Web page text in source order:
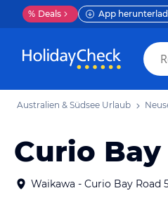
% Deals App
Australien & Südsee Urlaub
Curio
Waikawa - Curio Bay Road